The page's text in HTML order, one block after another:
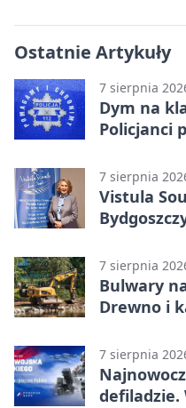
Ostatnie Artykuły
7 sierpnia
Dym na
Policjanci
7 sierpnia
Vistula
7 sierpnia
Bulwary
Drewno i
7 sierpnia
defiladzie.